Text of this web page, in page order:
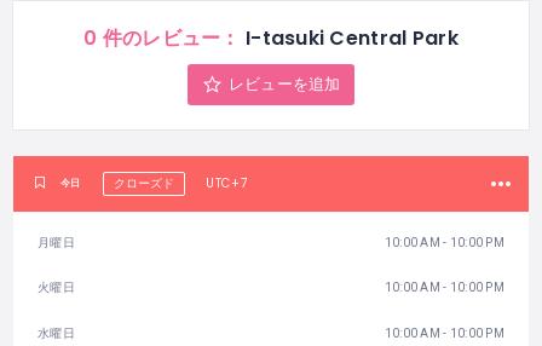
0 件のレビュー： I-tasuki Central Park
レビューを追加
今日 クローズド UTC+7
月曜日 10:00 AM - 10:00 PM
火曜日 10:00 AM - 10:00 PM
水曜日 10:00 AM - 10:00 PM